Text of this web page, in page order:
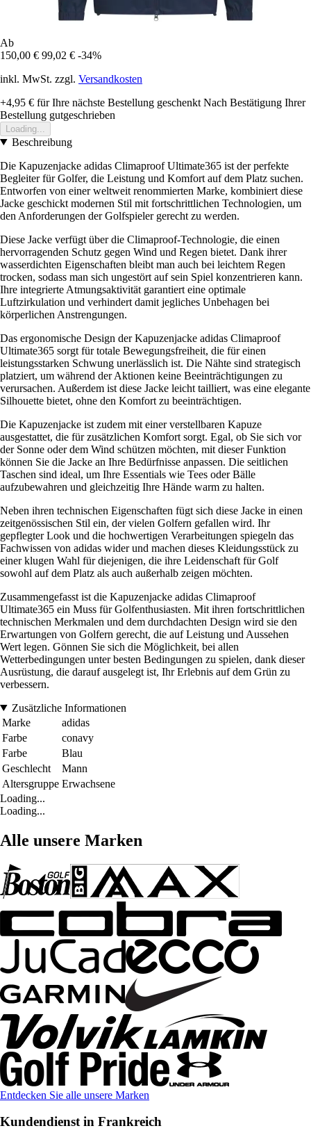
Ab
150,00 € 99,02 € -34%
inkl. MwSt. zzgl. Versandkosten
+4,95 € für Ihre nächste Bestellung geschenkt Nach Bestätigung Ihrer
Bestellung gutgeschrieben
Loading...
Beschreibung
Die Kapuzenjacke adidas Climaproof Ultimate365 ist der perfekte
Begleiter für Golfer, die Leistung und Komfort auf dem Platz suchen.
Entworfen von einer weltweit renommierten Marke, kombiniert diese
Jacke geschickt modernen Stil mit fortschrittlichen Technologien, um
den Anforderungen der Golfspieler gerecht zu werden.
Diese Jacke verfügt über die Climaproof-Technologie, die einen
hervorragenden Schutz gegen Wind und Regen bietet. Dank ihrer
wasserdichten Eigenschaften bleibt man auch bei leichtem Regen
trocken, sodass man sich ungestört auf sein Spiel konzentrieren kann.
Ihre integrierte Atmungsaktivität garantiert eine optimale
Luftzirkulation und verhindert damit jegliches Unbehagen bei
körperlichen Anstrengungen.
Das ergonomische Design der Kapuzenjacke adidas Climaproof
Ultimate365 sorgt für totale Bewegungsfreiheit, die für einen
leistungsstarken Schwung unerlässlich ist. Die Nähte sind strategisch
platziert, um während der Aktionen keine Beeinträchtigungen zu
verursachen. Außerdem ist diese Jacke leicht tailliert, was eine elegante
Silhouette bietet, ohne den Komfort zu beeinträchtigen.
Die Kapuzenjacke ist zudem mit einer verstellbaren Kapuze
ausgestattet, die für zusätzlichen Komfort sorgt. Egal, ob Sie sich vor
der Sonne oder dem Wind schützen möchten, mit dieser Funktion
können Sie die Jacke an Ihre Bedürfnisse anpassen. Die seitlichen
Taschen sind ideal, um Ihre Essentials wie Tees oder Bälle
aufzubewahren und gleichzeitig Ihre Hände warm zu halten.
Neben ihren technischen Eigenschaften fügt sich diese Jacke in einen
zeitgenössischen Stil ein, der vielen Golfern gefallen wird. Ihr
gepflegter Look und die hochwertigen Verarbeitungen spiegeln das
Fachwissen von adidas wider und machen dieses Kleidungsstück zu
einer klugen Wahl für diejenigen, die ihre Leidenschaft für Golf
sowohl auf dem Platz als auch außerhalb zeigen möchten.
Zusammengefasst ist die Kapuzenjacke adidas Climaproof
Ultimate365 ein Muss für Golfenthusiasten. Mit ihren fortschrittlichen
technischen Merkmalen und dem durchdachten Design wird sie den
Erwartungen von Golfern gerecht, die auf Leistung und Aussehen
Wert legen. Gönnen Sie sich die Möglichkeit, bei allen
Wetterbedingungen unter besten Bedingungen zu spielen, dank dieser
Ausrüstung, die darauf ausgelegt ist, Ihr Erlebnis auf dem Grün zu
verbessern.
Zusätzliche Informationen
Marke
adidas
Farbe
conavy
Farbe
Blau
Geschlecht
Mann
Altersgruppe Erwachsene
Loading...
Loading...
Alle unsere Marken
Entdecken Sie alle unsere Marken
Kundendienst in Frankreich